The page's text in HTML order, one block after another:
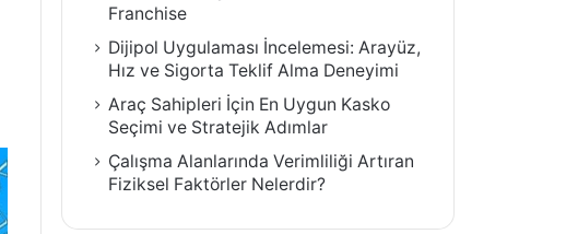
Franchise
Dijipol Uygulaması İncelemesi: Arayüz,
Hız ve Sigorta Teklif Alma Deneyimi
Araç Sahipleri İçin En Uygun Kasko
Seçimi ve Stratejik Adımlar
Çalışma Alanlarında Verimliliği Artıran
Fiziksel Faktörler Nelerdir?